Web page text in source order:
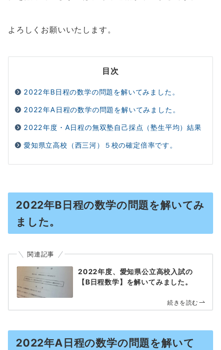
よろしくお願いいたします。
目次
2022年B日程の数学の問題を解いてみました。
2022年A日程の数学の問題を解いてみました。
2022年度・A日程の無双塾自己採点（塾生平均）結果
愛知県立高校（西三河）５校の確定倍率です。
2022年B日程の数学の問題を解いてみ
ました。
関連記事
2022年度、愛知県公立高校入試の
【B日程数学】を解いてみました。
続きを読む
2022年A日程の数学の問題を解いて